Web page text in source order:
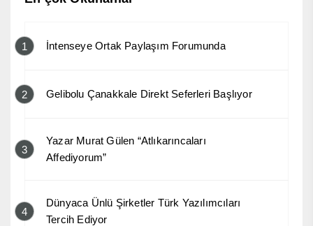
1 İntenseye Ortak Paylaşım Forumunda
2 Gelibolu Çanakkale Direkt Seferleri Başlıyor
3
Yazar Murat Gülen “Atlıkarıncaları
Affediyorum”
4
Dünyaca Ünlü Şirketler Türk Yazılımcıları
Tercih Ediyor